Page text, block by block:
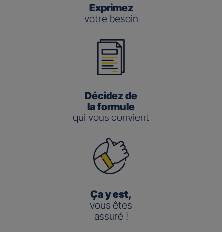
Exprimez
votre besoin
Décidez de
la formule
qui vous convient
Ça y est,
vous êtes
assuré !